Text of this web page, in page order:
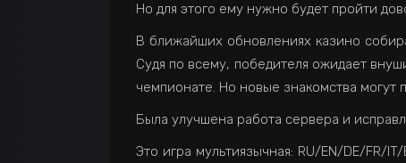
Но для этого ему нужно будет пройти
В ближайших обновлениях казино
Судя по всему, победителя ожидает
чемпионате. Но новые знакомства могут
Была улучшена работа сервера и
Это игра мультиязычная: RU/EN/DE/FR/